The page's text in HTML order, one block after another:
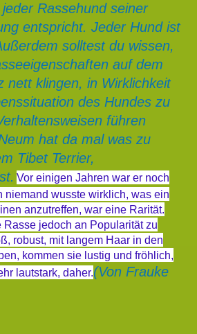
Rassehund seiner
entspricht. Jeder Hund ist
solltest du wissen,
auf dem
nett klingen, in Wirklichkeit
des Hundes zu
führen
hat da mal was zu
Tibet Terrier,
Vor einigen Jahren war er noch
niemand wusste wirklich, was ein
anzutreffen, war eine Rarität.
Rasse jedoch an Popularität zu
robust, mit langem Haar in den
kommen sie lustig und fröhlich,
lautstark, daher.(Von Frauke